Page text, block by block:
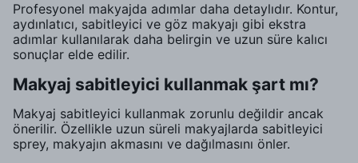
Profesyonel makyajda adımlar daha detaylıdır. Kontur,
aydınlatıcı, sabitleyici ve göz makyajı gibi ekstra
adımlar kullanılarak daha belirgin ve uzun süre kalıcı
sonuçlar elde edilir.
Makyaj sabitleyici kullanmak şart mı?
Makyaj sabitleyici kullanmak zorunlu değildir ancak
önerilir. Özellikle uzun süreli makyajlarda sabitleyici
sprey, makyajın akmasını ve dağılmasını önler.